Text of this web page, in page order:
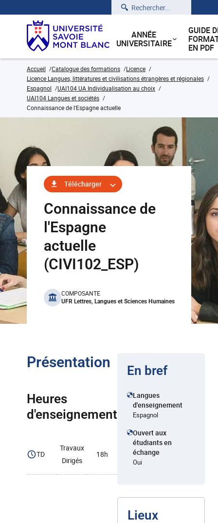
Rechercher
ANNÉE
UNIVERSITAIRE
GUIDE
EN PDF
Accueil Catalogue des formations
Licence
Licence Langues, littératures et civilisations étrangères et régionales
Espagnol
UAI104 UA Individualisation au choix
UAI104 Langues et sociétés
Connaissance de l'Espagne actuelle
Télécharger
Connaissance de
l'Espagne
actuelle
(CIVI102_ESP)
benefits
COMPOSANTE
UFR Lettres, Langues et Sciences Humaines
Présentation
Heures
d'enseignement
TD
Travaux
Dirigés
18h
En bref
Langues
d'enseignement
Espagnol
Ouvert aux
étudiants en
échange
Oui
Lieux